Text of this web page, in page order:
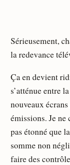
Sérieusement,
la redevance
Ça en devient
s’atténue entre
nouveaux
émissions. Je
pas étonné que
somme non
faire des